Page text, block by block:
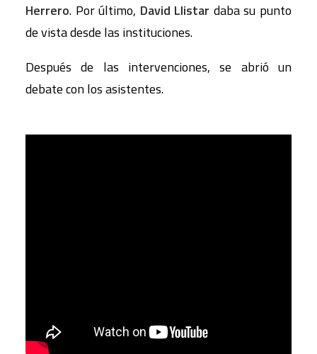
Herrero. Por último, David Llistar daba su punto
de vista desde las instituciones.
Después de las intervenciones, se abrió un
debate con los asistentes.